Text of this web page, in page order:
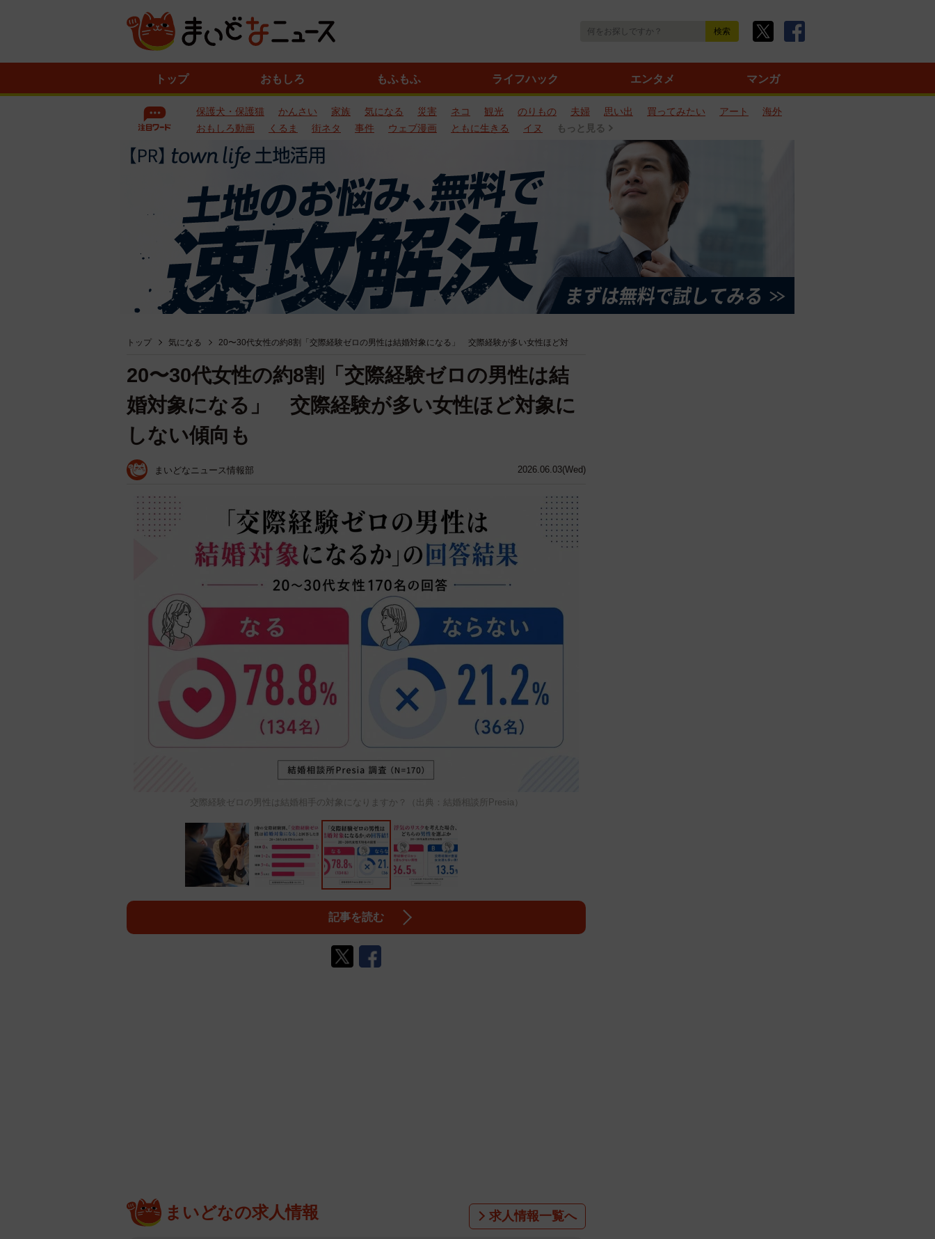
トップ おもしろ もふもふ ライフハック エンタメ マンガ
保護犬・保護猫 かんさい 家族 気になる 災害 ネコ 観光 のりもの 夫婦 思い出 買ってみたい アート
海外
おもしろ動画
くるま 街ネタ 事件 ウェブ漫画 ともに生きる イヌ もっと見る
トップ 気になる 20〜30代女性の約8割「交際経験ゼロの男性は結婚対象になる」 交際経験が多い女性ほど対
2026.06.03(Wed)
20〜30代女性の約8割「交際経験ゼロの男性は結
婚対象になる」 交際経験が多い女性ほど対象に
しない傾向も
まいどなニュース情報部
交際経験ゼロの男性は結婚相手の対象になりますか？（出典：結婚相談所Presia）
記事を読む
まいどなの求人情報 求人情報一覧へ